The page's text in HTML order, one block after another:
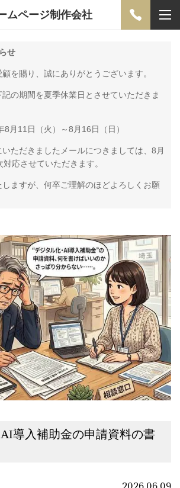
ムページ制作会社
せ
を賜り、誠にありがとうございます。
の期間を夏季休業日とさせていただきま
8月11日（火）～8月16日（日）
ただきましたメールにつきましては、8月
応させていただきます。
しますが、何卒ご理解のほどよろしくお願
導入補助金の申請資料の書
2026.06.09